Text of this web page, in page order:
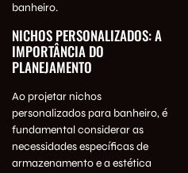
banheiro.
NICHOS PERSONALIZADOS: A
IMPORTÂNCIA DO
PLANEJAMENTO
Ao projetar nichos
personalizados para banheiro, é
fundamental considerar as
necessidades específicas de
armazenamento e a estética